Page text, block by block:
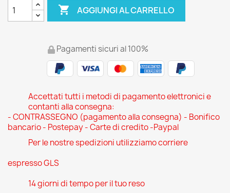
 AGGIUNGI AL CARRELLO
Pagamenti sicuri al 100%
Accettati tutti i metodi di pagamento elettronici e
contanti alla consegna:
- CONTRASSEGNO (pagamento alla consegna) - Bonifico
bancario - Postepay - Carte di credito -Paypal
Per le nostre spedizioni utilizziamo corriere
espresso GLS
14 giorni di tempo per il tuo reso